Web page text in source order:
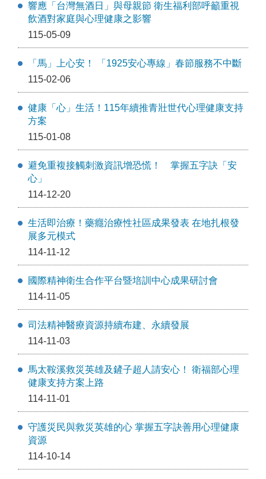
響應「台灣無酒日」與母親節 衛生福利部呼籲重視
飲酒對家庭與心理健康之影響
115-05-09
「馬」上心安！ 「1925安心專線」春節服務不中斷
115-02-06
健康「心」生活！115年續推青壯世代心理健康支持
方案
115-01-08
避免重複接觸刺激資訊增恐慌！ 掌握五字訣「安
心」
114-12-20
生活即治療！藥癮治療性社區成果發表 在地扎根發
展多元模式
114-11-12
國際精神衛生合作平台暨培訓中心成果研討會
114-11-05
司法精神醫療資源持續布建、永續發展
114-11-03
馬太鞍溪救災英雄及鏟子超人請安心！ 衛福部心理
健康支持方案上路
114-11-01
守護災民與救災英雄的心 掌握五字訣善用心理健康
資源
114-10-14